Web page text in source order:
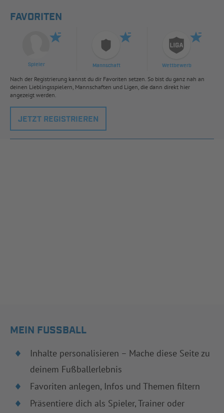
FAVORITEN
Spieler Mannschaft Wettbewerb
Nach der Registrierung kannst du dir Favoriten setzen. So bist du ganz nah an
deinen Lieblingsspielern, Mannschaften und Ligen, die dann direkt hier
angezeigt werden.
JETZT REGISTRIEREN
MEIN FUSSBALL
Inhalte personalisieren – Mache diese Seite zu
deinem Fußballerlebnis
Favoriten anlegen, Infos und Themen filtern
Präsentiere dich als Spieler, Trainer oder